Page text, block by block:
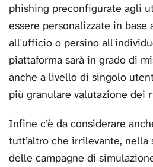
phishing preconfigurate agli
essere personalizzate in base
all'ufficio o persino
piattaforma sarà in grado di
anche a livello di singolo
più granulare valutazione dei
Infine c’è da considerare
tutt’altro che irrilevante, nella
delle campagne di